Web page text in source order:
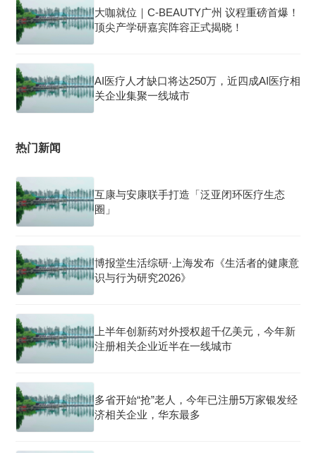
大咖就位｜C-BEAUTY广州 议程重磅首爆！
顶尖产学研嘉宾阵容正式揭晓！
AI医疗人才缺口将达250万，近四成AI医疗相
关企业集聚一线城市
热门新闻
互康与安康联手打造「泛亚闭环医疗生态
圈」
博报堂生活综研·上海发布《生活者的健康意
识与行为研究2026》
上半年创新药对外授权超千亿美元，今年新
注册相关企业近半在一线城市
多省开始“抢”老人，今年已注册5万家银发经
济相关企业，华东最多